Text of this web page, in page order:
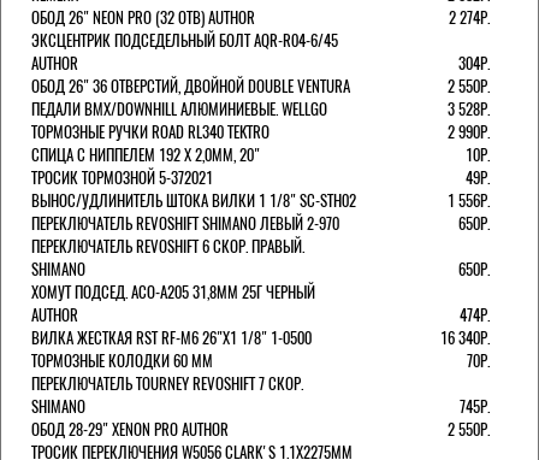
ОБОД 26" NEON PRO (32 ОТВ) AUTHOR
2 274Р.
ЭКСЦЕНТРИК ПОДСЕДЕЛЬНЫЙ БОЛТ AQR-R04-6/45
AUTHOR
304Р.
ОБОД 26" 36 ОТВЕРСТИЙ, ДВОЙНОЙ DOUBLE VENTURA
2 550Р.
ПЕДАЛИ BMX/DOWNHILL АЛЮМИНИЕВЫЕ. WELLGO
3 528Р.
ТОРМОЗНЫЕ РУЧКИ ROAD RL340 TEKTRO
2 990Р.
СПИЦА С НИППЕЛЕМ 192 Х 2,0ММ, 20"
10Р.
ТРОСИК ТОРМОЗНОЙ 5-372021
49Р.
ВЫНОС/УДЛИНИТЕЛЬ ШТОКА ВИЛКИ 1 1/8" SC-STH02
1 556Р.
ПЕРЕКЛЮЧАТЕЛЬ REVOSHIFT SHIMANO ЛЕВЫЙ 2-970
650Р.
ПЕРЕКЛЮЧАТЕЛЬ REVOSHIFT 6 СКОР. ПРАВЫЙ.
SHIMANO
650Р.
ХОМУТ ПОДСЕД. ACO-A205 31,8ММ 25Г ЧЕРНЫЙ
AUTHOR
474Р.
ВИЛКА ЖЕСТКАЯ RST RF-M6 26"Х1 1/8" 1-0500
16 340Р.
ТОРМОЗНЫЕ КОЛОДКИ 60 ММ
70Р.
ПЕРЕКЛЮЧАТЕЛЬ TOURNEY REVOSHIFT 7 СКОР.
SHIMANO
745Р.
ОБОД 28-29" XENON PRO AUTHOR
2 550Р.
ТРОСИК ПЕРЕКЛЮЧЕНИЯ W5056 CLARK'S 1.1Х2275ММ